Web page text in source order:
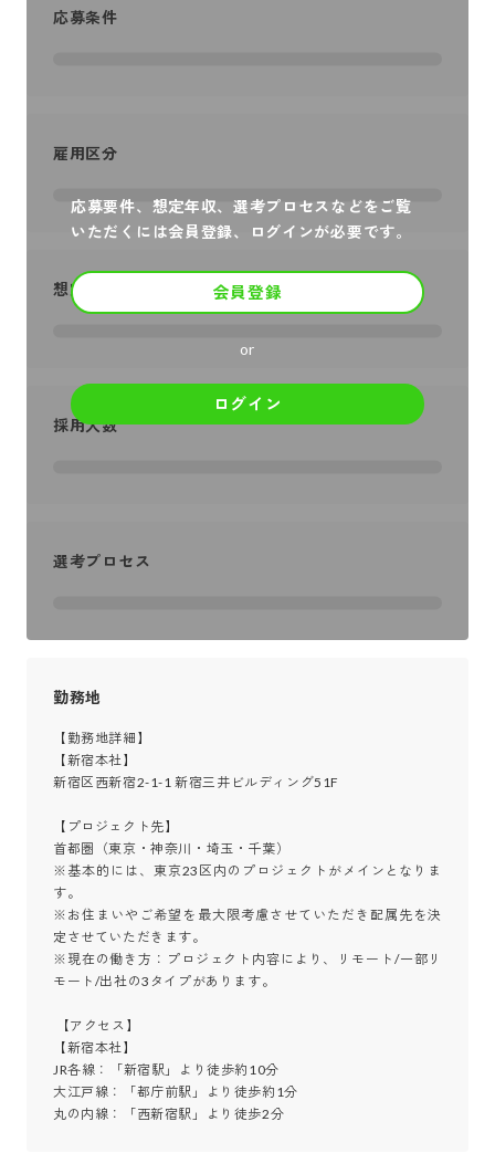
応募要件、想定年収、選考プロセスなどをご覧
いただくには会員登録、ログインが必要です。
会員登録
or
ログイン
応募条件
雇用区分
想定年収
採用人数
選考プロセス
勤務地
【勤務地詳細】
【新宿本社】
新宿区西新宿2-1-1 新宿三井ビルディング51F
【プロジェクト先】
首都圏（東京・神奈川・埼玉・千葉）
※基本的には、東京23区内のプロジェクトがメインとなりま
す。
※お住まいやご希望を最大限考慮させていただき配属先を決
定させていただきます。
※現在の働き方：プロジェクト内容により、リモート/一部リ
モート/出社の3タイプがあります。
【新宿本社】
JR各線：「新宿駅」より徒歩約10分
大江戸線：「都庁前駅」より徒歩約1分
丸の内線：「西新宿駅」より徒歩2分